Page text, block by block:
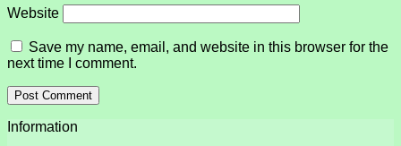
Website
Save my name, email, and website in this browser for the
next time I comment.
Information